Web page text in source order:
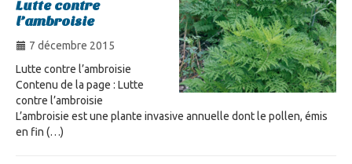
Lutte contre
l’ambroisie
7 décembre 2015
Lutte contre l’ambroisie
Contenu de la page : Lutte
contre l’ambroisie
L’ambroisie est une plante invasive annuelle dont le pollen, émis
en fin (…)